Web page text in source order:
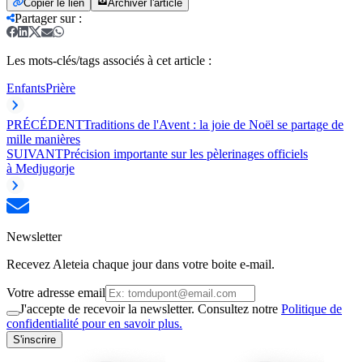
Copier le lien Archiver l'article
Partager sur:
Les mots-clés/tags associés à cet article :
EnfantsPrière
PRÉCÉDENTTraditions de l'Avent : la joie de Noël se partage de
mille manières
SUIVANTPrécision importante sur les pèlerinages officiels
à Medjugorje
Newsletter
Recevez Aleteia chaque jour dans votre boite e-mail.
Votre adresse email
J'accepte de recevoir la newsletter. Consultez notre Politique de
confidentialité pour en savoir plus.
S'inscrire